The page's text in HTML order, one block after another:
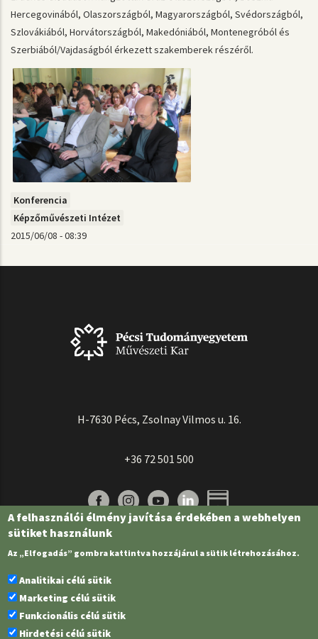
Hercegovinából, Olaszországból, Magyarországból, Svédországból,
Szlovákiából, Horvátországból, Makedóniából, Montenegróból és
Szerbiából/Vajdaságból érkezett szakemberek részéről.
Konferencia
Képzőművészeti Intézet
2015/06/08 - 08:39
H-7630 Pécs, Zsolnay Vilmos u. 16.
+36 72 501 500
Pécsi Tudományegyetem | Kancellária |
A felhasználói élmény javítása érdekében a webhelyen
sütiket használunk
Az „Elfogadás” gombra kattintva hozzájárul a sütik létrehozásához.
Analitikai célú sütik
Marketing célú sütik
Funkcionális célú sütik
Hirdetési célú sütik